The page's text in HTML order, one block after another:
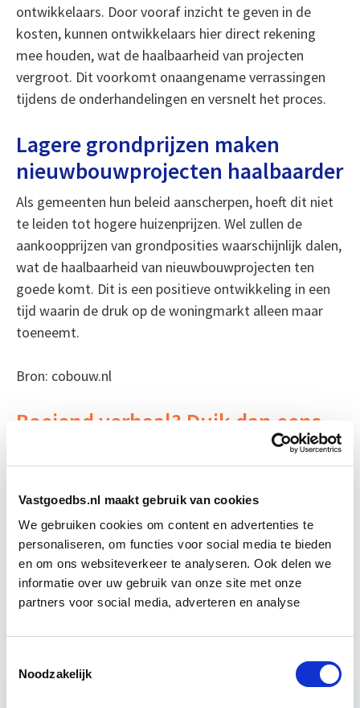
Vastgoedbs.nl maakt gebruik van cookies
We gebruiken cookies om content en advertenties te
personaliseren, om functies voor social media te bieden
en om ons websiteverkeer te analyseren. Ook delen we
informatie over uw gebruik van onze site met onze
partners voor social media, adverteren en analyse
Noodzakelijk
ontwikkelaars. Door vooraf inzicht te geven in de
kosten, kunnen ontwikkelaars hier direct rekening
mee houden, wat de haalbaarheid van projecten
vergroot. Dit voorkomt onaangename verrassingen
tijdens de onderhandelingen en versnelt het proces.
Lagere grondprijzen maken
nieuwbouwprojecten haalbaarder
Als gemeenten hun beleid aanscherpen, hoeft dit niet
te leiden tot hogere huizenprijzen. Wel zullen de
aankoopprijzen van grondposities waarschijnlijk dalen,
wat de haalbaarheid van nieuwbouwprojecten ten
goede komt. Dit is een positieve ontwikkeling in een
tijd waarin de druk op de woningmarkt alleen maar
toeneemt.
Bron: cobouw.nl
Boeiend verhaal? Duik dan eens
Bouwrecht Start wo 16 sep
Business Case voor Vastgoed- &
Projectontwikkeling
Start do
10 sep